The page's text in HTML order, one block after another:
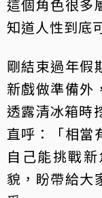
這個角色很多
知道人性到底
剛結束過年假
新戲做準備外
透露清冰箱時
直呼：「相當
自己能挑戰
貌，盼帶給大